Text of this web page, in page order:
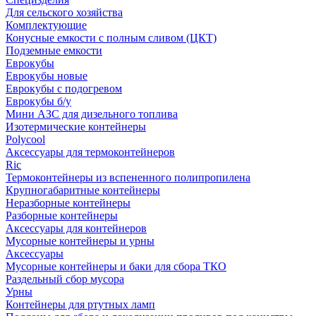
Для сельского хозяйства
Комплектующие
Конусные емкости с полным сливом (ЦКТ)
Подземные емкости
Еврокубы
Еврокубы новые
Еврокубы с подогревом
Еврокубы б/у
Мини АЗС для дизельного топлива
Изотермические контейнеры
Polycool
Аксессуары для термоконтейнеров
Ric
Термоконтейнеры из вспененного полипропилена
Крупногабаритные контейнеры
Неразборные контейнеры
Разборные контейнеры
Аксессуары для контейнеров
Мусорные контейнеры и урны
Аксессуары
Мусорные контейнеры и баки для сбора ТКО
Раздельный сбор мусора
Урны
Контейнеры для ртутных ламп